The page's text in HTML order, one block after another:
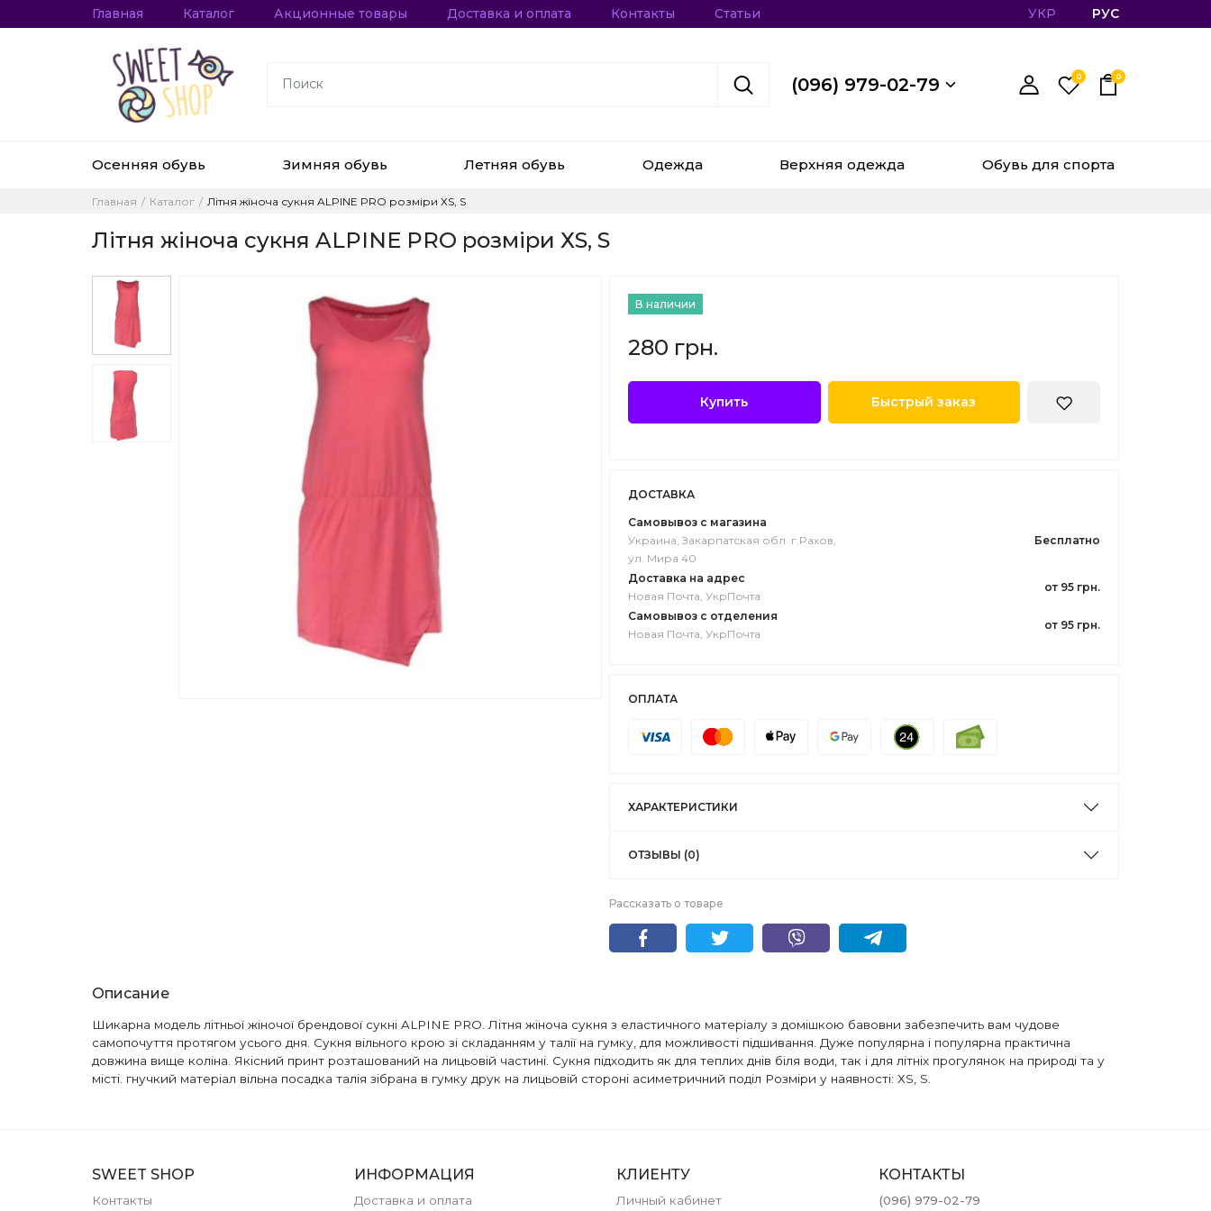
Главная Каталог Акционные товары Доставка и оплата Контакты Статьи УКР РУС
(096) 979-02-79 0 0
Осенняя обувь Зимняя обувь Летняя обувь Одежда Верхняя одежда Обувь для спорта
Главная Каталог Літня жіноча сукня ALPINE PRO розміри ХS, S
Літня жіноча сукня ALPINE PRO розміри ХS, S
В наличии
280 грн.
Купить Быстрый заказ
ДОСТАВКА
Самовывоз с магазина
Украина, Закарпатская обл. г.Pахов,
ул. Мира 40
Бесплатно
Доставка на адрес
Новая Почта, УкрПочта
от 95 грн.
Самовывоз с отделения
Новая Почта, УкрПочта
от 95 грн.
ОПЛАТА
ХАРАКТЕРИСТИКИ
ОТЗЫВЫ (0)
Рассказать о товаре
Описание
Шикарна модель літньої жіночої брендової сукні ALPINE PRO. Літня жіноча сукня з еластичного матеріалу з домішкою бавовни забезпечить вам чудове
самопочуття протягом усього дня. Сукня вільного крою зі складанням у талії на гумку, для можливості підшивання. Дуже популярна і популярна практична
довжина вище коліна. Якісний принт розташований на лицьовій частині. Сукня підходить як для теплих днів біля води, так і для літніх прогулянок на природі та у
місті. гнучкий матеріал вільна посадка талія зібрана в гумку друк на лицьовій стороні асиметричний поділ Розміри у наявності: ХS, S.
SWEET SHOP
Контакты
ИНФОРМАЦИЯ
Доставка и оплата
КЛИЕНТУ
Личный кабинет
КОНТАКТЫ
(096) 979-02-79